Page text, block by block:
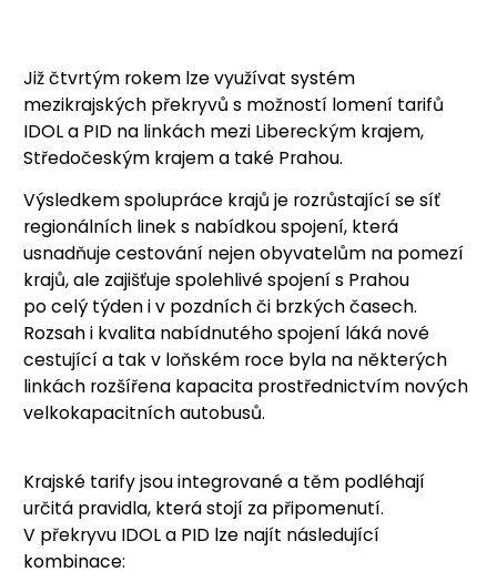
Již čtvrtým rokem lze využívat systém
mezikrajských překryvů s možností lomení tarifů
IDOL a PID na linkách mezi Libereckým krajem,
Středočeským krajem a také Prahou.
Výsledkem spolupráce krajů je rozrůstající se síť
regionálních linek s nabídkou spojení, která
usnadňuje cestování nejen obyvatelům na pomezí
krajů, ale zajišťuje spolehlivé spojení s Prahou
po celý týden i v pozdních či brzkých časech.
Rozsah i kvalita nabídnutého spojení láká nové
cestující a tak v loňském roce byla na některých
linkách rozšířena kapacita prostřednictvím nových
velkokapacitních autobusů.
Krajské tarify jsou integrované a těm podléhají
určitá pravidla, která stojí za připomenutí.
V překryvu IDOL a PID lze najít následující
kombinace: